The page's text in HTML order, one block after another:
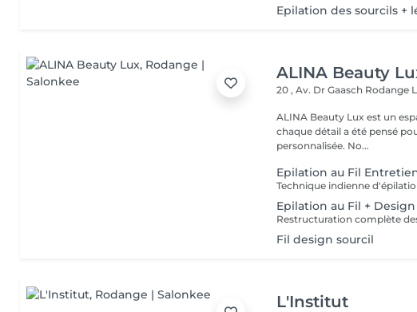
Epilation des sourcils +
ALINA Beauty
20 , Av. Dr Gaasch Rodange
ALINA Beauty Lux est un
chaque détail a été pensé
personnalisée. No...
Epilation au Fil
Epilation au Fil + Design
Fil design sourcil
L'Institut